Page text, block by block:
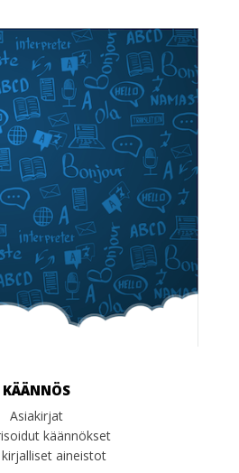
KÄÄNNÖS
Asiakirjat
käännökset
aineistot